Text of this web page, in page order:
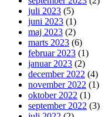
juli 2023 (5)
juni 2023 (1)
maj 2023 (2)
marts 2023 (6)
februar 2023 (1)
januar 2023 (2)
december 2022 (4)
november 2022 (1)
oktober 2022 (1)
september 2022 (3)